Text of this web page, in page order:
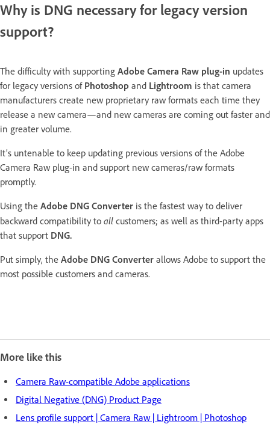
Why is DNG necessary for legacy version
support?
The difficulty with supporting Adobe Camera Raw plug-in updates
for legacy versions of Photoshop and Lightroom is that camera
manufacturers create new proprietary raw formats each time they
release a new camera—and new cameras are coming out faster and
in greater volume.
It’s untenable to keep updating previous versions of the Adobe
Camera Raw plug-in and support new cameras/raw formats
promptly.
Using the Adobe DNG Converter is the fastest way to deliver
backward compatibility to all customers; as well as third-party apps
that support DNG.
Put simply, the Adobe DNG Converter allows Adobe to support the
most possible customers and cameras.
More like this
Camera Raw-compatible Adobe applications
Digital Negative (DNG) Product Page
Lens profile support | Camera Raw | Lightroom | Photoshop